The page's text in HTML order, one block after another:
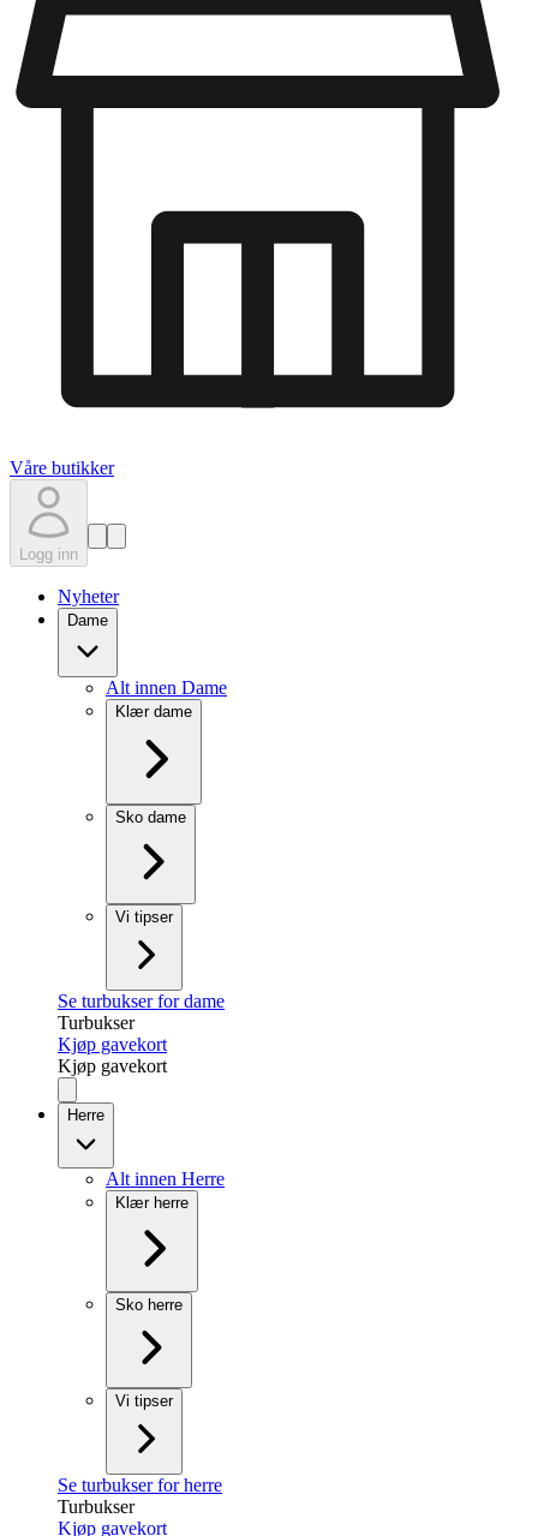
Våre butikker
Logg inn
Nyheter
Dame
Alt innen Dame
Klær dame
Sko dame
Vi tipser
Se turbukser for dame
Turbukser
Kjøp gavekort
Kjøp gavekort
Herre
Alt innen Herre
Klær herre
Sko herre
Vi tipser
Se turbukser for herre
Turbukser
Kjøp gavekort